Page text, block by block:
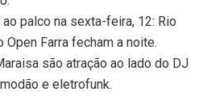
palco na sexta-feira, 12: Rio
Farra fecham a noite.
são atração ao lado do DJ
e eletrofunk.